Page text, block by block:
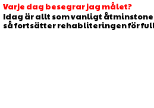
Varje dag besegrar jag målet?
Idag är allt som vanligt
så fortsätter rehabliteringen för